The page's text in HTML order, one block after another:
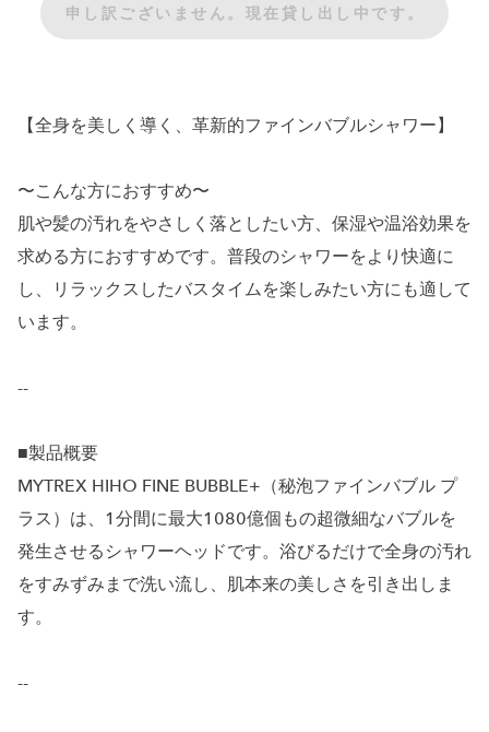
申し訳ございません。現在貸し出し中です。
【全身を美しく導く、革新的ファインバブルシャワー】
〜こんな方におすすめ〜
肌や髪の汚れをやさしく落としたい方、保湿や温浴効果を
求める方におすすめです。普段のシャワーをより快適に
し、リラックスしたバスタイムを楽しみたい方にも適して
います。
--
■製品概要
MYTREX HIHO FINE BUBBLE+（秘泡ファインバブル プ
ラス）は、1分間に最大1080億個もの超微細なバブルを
発生させるシャワーヘッドです。浴びるだけで全身の汚れ
をすみずみまで洗い流し、肌本来の美しさを引き出しま
す。
--